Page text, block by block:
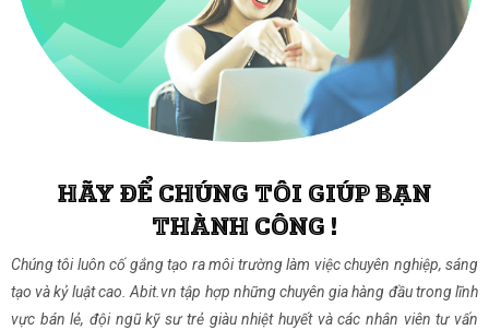
HÃY ĐỂ CHÚNG TÔI GIÚP BẠN
THÀNH CÔNG !
Chúng tôi luôn cố gắng tạo ra môi trường làm việc chuyên nghiệp, sáng
tạo và kỷ luật cao. Abit.vn tập hợp những chuyên gia hàng đầu trong lĩnh
vực bán lẻ, đội ngũ kỹ sư trẻ giàu nhiệt huyết và các nhân viên tư vấn